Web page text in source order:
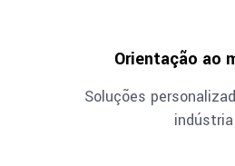
Orientação ao
Soluções
indústria